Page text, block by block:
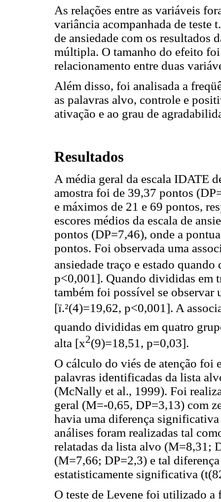
As relações entre as variáveis
variância acompanhada de teste
de ansiedade com os resultados
múltipla. O tamanho do efeito
relacionamento entre duas
Além disso, foi analisada a
as palavras alvo, controle e
ativação e ao grau de
Resultados
A média geral da escala IDATE
amostra foi de 39,37 pontos
e máximos de 21 e 69 pontos,
escores médios da escala de
pontos (DP=7,46), onde a
pontos. Foi observada uma
ansiedade traço e estado
p<0,001]. Quando divididas em
também foi possível se observar
[ï.²(4)=19,62, p<0,001]. A
quando divididas em quatro
alta [x2(9)=18,51, p=0,03].
O cálculo do viés de atenção foi
palavras identificadas da lista
(McNally et al., 1999). Foi
geral (M=-0,65, DP=3,13) com
havia uma diferença
análises foram realizadas tal
relatadas da lista alvo (M=8,31;
(M=7,66; DP=2,3) e tal
estatisticamente significativa
O teste de Levene foi utilizado a